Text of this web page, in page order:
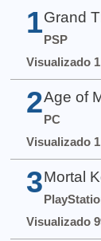
1 Grand
PSP
Visualizado
2 Age of
PC
Visualizado
3 Mortal
Visualizado